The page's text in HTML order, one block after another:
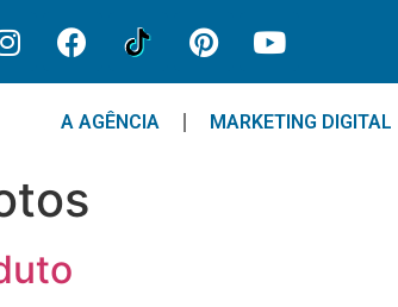
A AGÊNCIA MARKETING DIGITAL